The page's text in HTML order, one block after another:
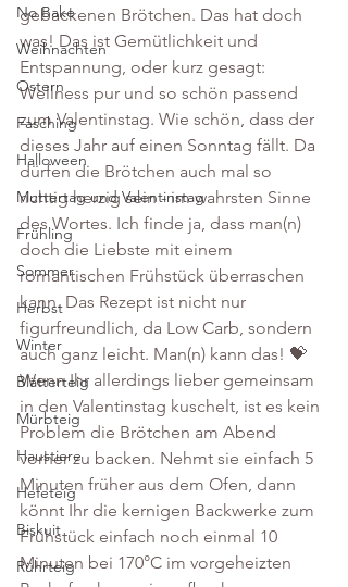
No Bake
Weihnachten
Ostern
Fasching
Halloween
Muttertag und Valentinstag
Frühling
Sommer
Herbst
Winter
Blätterteig
Mürbteig
Haustiere
Hefeteig
Biskuit
Rührteig
gebackenen Brötchen. Das hat doch
was! Das ist Gemütlichkeit und
Entspannung, oder kurz gesagt:
Wellness pur und so schön passend
zum Valentinstag. Wie schön, dass der
dieses Jahr auf einen Sonntag fällt. Da
dürfen die Brötchen auch mal so
richtig herzig sein - im wahrsten Sinne
des Wortes. Ich finde ja, dass man(n)
doch die Liebste mit einem
romantischen Frühstück überraschen
kann. Das Rezept ist nicht nur
figurfreundlich, da Low Carb, sondern
auch ganz leicht. Man(n) kann das! 💝
Wenn Ihr allerdings lieber gemeinsam
in den Valentinstag kuschelt, ist es kein
Problem die Brötchen am Abend
vorher zu backen. Nehmt sie einfach 5
Minuten früher aus dem Ofen, dann
könnt Ihr die kernigen Backwerke zum
Frühstück einfach noch einmal 10
Minuten bei 170°C im vorgeheizten